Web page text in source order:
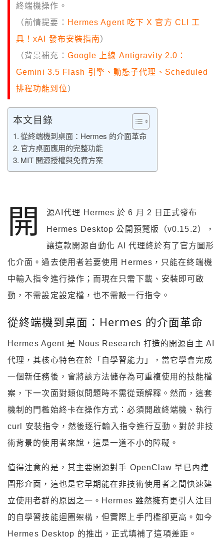
終端機操作。
（前情提要： Hermes Agent 吃下 X 官方 CLI 工
具！xAI 發布安裝指南）
（背景補充： Google 上線 Antigravity 2.0：
Gemini 3.5 Flash 引擎、動態子代理、Scheduled
排程功能到位）
本文目錄
從終端機到桌面：Hermes 的介面革命
官方桌面應用的完整功能
MIT 開源授權與免費方案
開
源AI代理 Hermes 於 6 月 2 日正式發布
Hermes Desktop 公開預覽版（v0.15.2），
讓這款開源自動化 AI 代理終於有了官方圖形
化介面。過去使用者若要使用 Hermes，只能在終端機
中輸入指令進行操作；而現在只需下載、安裝即可啟
動，不需設定設定檔，也不需敲一行指令。
從終端機到桌面：Hermes 的介面革命
Hermes Agent 是 Nous Research 打造的開源自主 AI
代理，其核心特色在於「自學習能力」，當它學會完成
一個新任務後，會將該方法儲存為可重複使用的技能檔
案，下一次面對類似問題時不需從頭解釋。然而，這套
機制的門檻始終卡在操作方式：必須開啟終端機、執行
curl 安裝指令，然後逐行輸入指令進行互動。對於非技
術背景的使用者來說，這是一道不小的障礙。
值得注意的是，其主要開源對手 OpenClaw 早已內建
圖形介面，這也是它早期能在非技術使用者之間快速建
立使用者群的原因之一。Hermes 雖然擁有更引人注目
的自學習技能迴圈架構，但實際上手門檻卻更高。如今
Hermes Desktop 的推出，正式填補了這項差距。